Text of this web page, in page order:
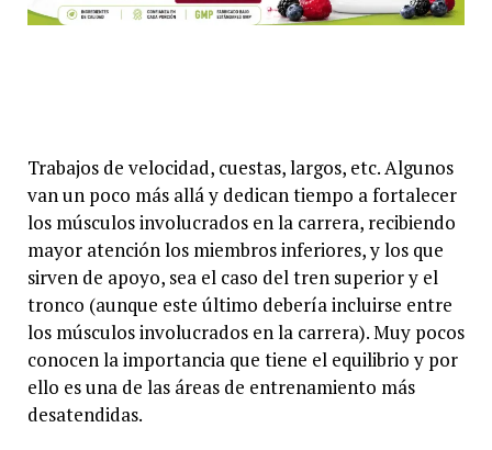
Trabajos de velocidad, cuestas, largos, etc. Algunos
van un poco más allá y dedican tiempo a fortalecer
los músculos involucrados en la carrera, recibiendo
mayor atención los miembros inferiores, y los que
sirven de apoyo, sea el caso del tren superior y el
tronco (aunque este último debería incluirse entre
los músculos involucrados en la carrera). Muy pocos
conocen la importancia que tiene el equilibrio y por
ello es una de las áreas de entrenamiento más
desatendidas.